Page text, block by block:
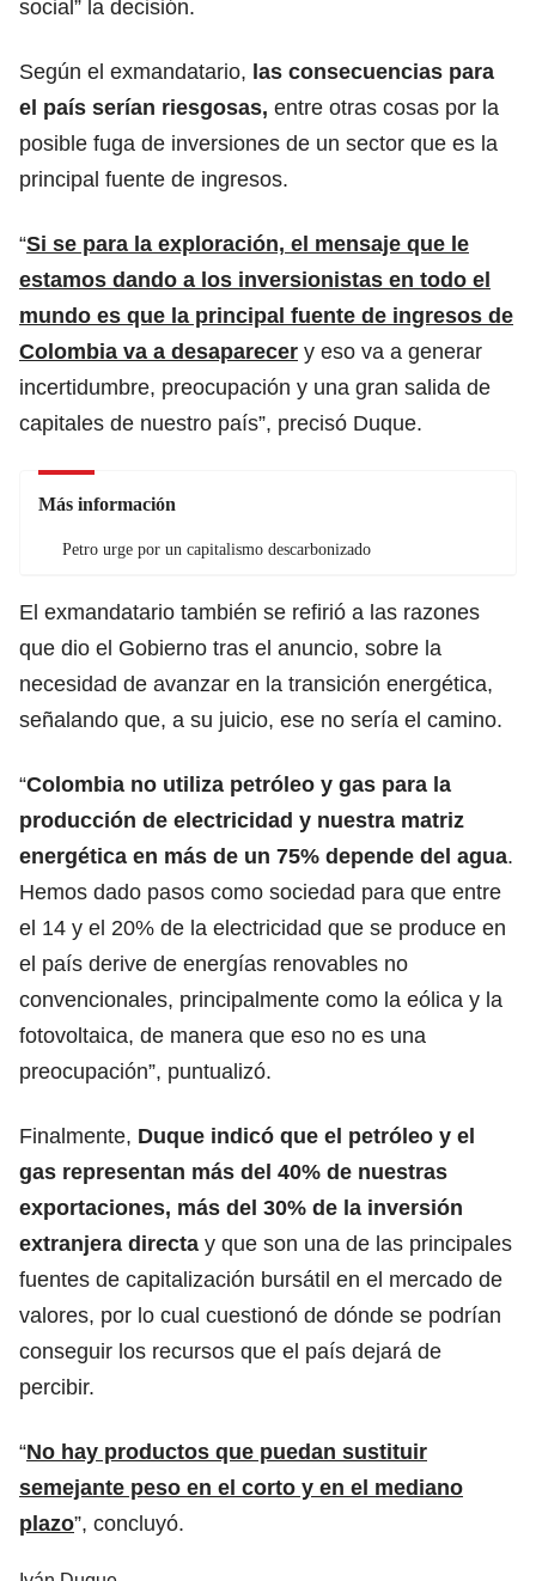
social” la decisión.
Según el exmandatario, las consecuencias para
el país serían riesgosas, entre otras cosas por la
posible fuga de inversiones de un sector que es la
principal fuente de ingresos.
“Si se para la exploración, el mensaje que le
estamos dando a los inversionistas en todo el
mundo es que la principal fuente de ingresos de
Colombia va a desaparecer y eso va a generar
incertidumbre, preocupación y una gran salida de
capitales de nuestro país”, precisó Duque.
Más información
Petro urge por un capitalismo descarbonizado
El exmandatario también se refirió a las razones
que dio el Gobierno tras el anuncio, sobre la
necesidad de avanzar en la transición energética,
señalando que, a su juicio, ese no sería el camino.
“Colombia no utiliza petróleo y gas para la
producción de electricidad y nuestra matriz
energética en más de un 75% depende del agua.
Hemos dado pasos como sociedad para que entre
el 14 y el 20% de la electricidad que se produce en
el país derive de energías renovables no
convencionales, principalmente como la eólica y la
fotovoltaica, de manera que eso no es una
preocupación”, puntualizó.
Finalmente, Duque indicó que el petróleo y el
gas representan más del 40% de nuestras
exportaciones, más del 30% de la inversión
extranjera directa y que son una de las principales
fuentes de capitalización bursátil en el mercado de
valores, por lo cual cuestionó de dónde se podrían
conseguir los recursos que el país dejará de
percibir.
“No hay productos que puedan sustituir
semejante peso en el corto y en el mediano
plazo”, concluyó.